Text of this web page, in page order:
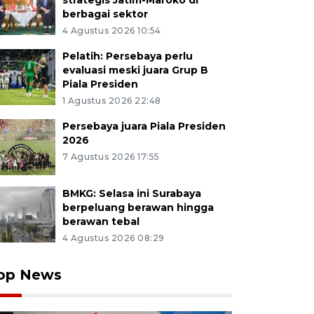
berbagai sektor
4 Agustus 2026 10:54
Pelatih: Persebaya perlu
evaluasi meski juara Grup B
Piala Presiden
1 Agustus 2026 22:48
Persebaya juara Piala Presiden
2026
7 Agustus 2026 17:55
BMKG: Selasa ini Surabaya
berpeluang berawan hingga
berawan tebal
4 Agustus 2026 08:29
News